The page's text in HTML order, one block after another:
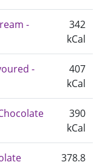
-
342
kCal
-
407
kCal
390
kCal
378.8